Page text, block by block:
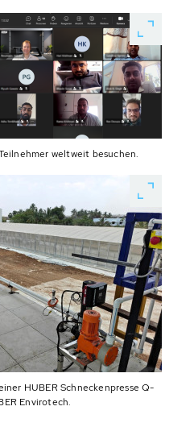
weltweit besuchen.
HUBER Schneckenpresse Q-
Envirotech.